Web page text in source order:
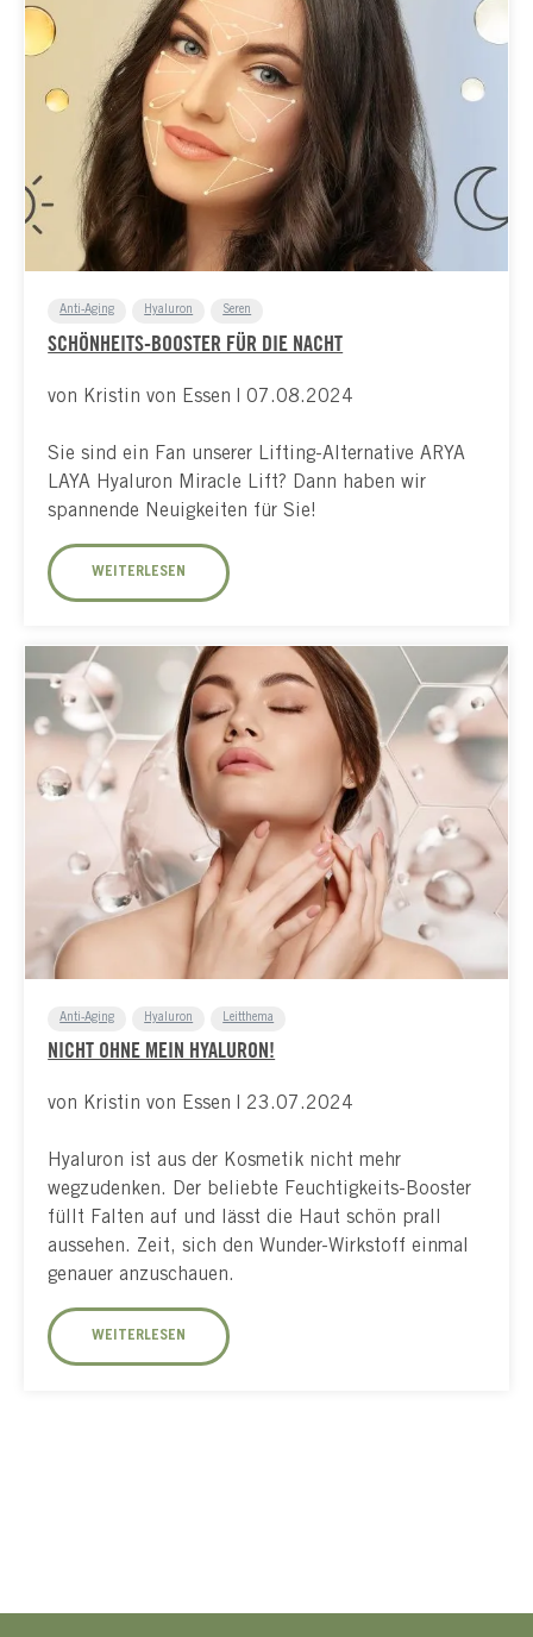
Anti-Aging Hyaluron Seren
SCHÖNHEITS-BOOSTER FÜR DIE NACHT
von Kristin von Essen | 07.08.2024
Sie sind ein Fan unserer Lifting-Alternative ARYA
LAYA Hyaluron Miracle Lift? Dann haben wir
spannende Neuigkeiten für Sie!
WEITERLESEN
Anti-Aging Hyaluron Leitthema
NICHT OHNE MEIN HYALURON!
von Kristin von Essen | 23.07.2024
Hyaluron ist aus der Kosmetik nicht mehr
wegzudenken. Der beliebte Feuchtigkeits-Booster
füllt Falten auf und lässt die Haut schön prall
aussehen. Zeit, sich den Wunder-Wirkstoff einmal
genauer anzuschauen.
WEITERLESEN